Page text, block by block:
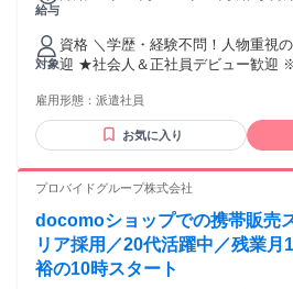
給与
インセンティブあり └最大月20万円の支
通勤交通費全額支給 ※経験やスキ
す。 ※残業代は別途全額支給しま
対象
資格 ＼学歴・経験不問！人物重視
迎 ★社会人＆正社員デビュー歓迎 ※タブレット操作が多いの
と話をするのが好きな方 ・仕事も
ぶ姿勢を大切にできる方 ★現在、社員の9割が未経験入社の
20代！ ・飲食店スタッフ ・アパレ
雇用形態： 派遣社員
お気に入り
プロバイドグループ株式会社
docomoショップでの携帯販売
リア採用／20代活躍中／残業月
裕の10時スタート